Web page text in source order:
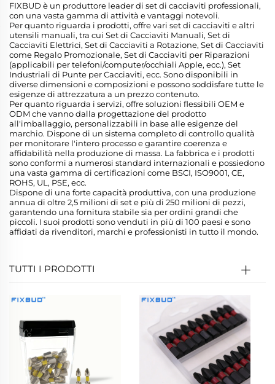
FIXBUD è un produttore leader di set di cacciaviti professionali,
con una vasta gamma di attività e vantaggi notevoli.
Per quanto riguarda i prodotti, offre vari set di cacciaviti e altri
utensili manuali, tra cui Set di Cacciaviti Manuali, Set di
Cacciaviti Elettrici, Set di Cacciaviti a Rotazione, Set di Cacciaviti
come Regalo Promozionale, Set di Cacciaviti per Riparazioni
(applicabili per telefoni/computer/occhiali Apple, ecc.), Set
Industriali di Punte per Cacciaviti, ecc. Sono disponibili in
diverse dimensioni e composizioni e possono soddisfare tutte le
esigenze di attrezzatura a un prezzo contenuto.
Per quanto riguarda i servizi, offre soluzioni flessibili OEM e
ODM che vanno dalla progettazione del prodotto
all'imballaggio, personalizzabili in base alle esigenze del
marchio. Dispone di un sistema completo di controllo qualità
per monitorare l'intero processo e garantire coerenza e
affidabilità nella produzione di massa. La fabbrica e i prodotti
sono conformi a numerosi standard internazionali e possiedono
una vasta gamma di certificazioni come BSCI, ISO9001, CE,
ROHS, UL, PSE, ecc.
Dispone di una forte capacità produttiva, con una produzione
annua di oltre 2,5 milioni di set e più di 250 milioni di pezzi,
garantendo una fornitura stabile sia per ordini grandi che
piccoli. I suoi prodotti sono venduti in più di 100 paesi e sono
affidati da rivenditori, marchi e professionisti in tutto il mondo.
TUTTI I PRODOTTI